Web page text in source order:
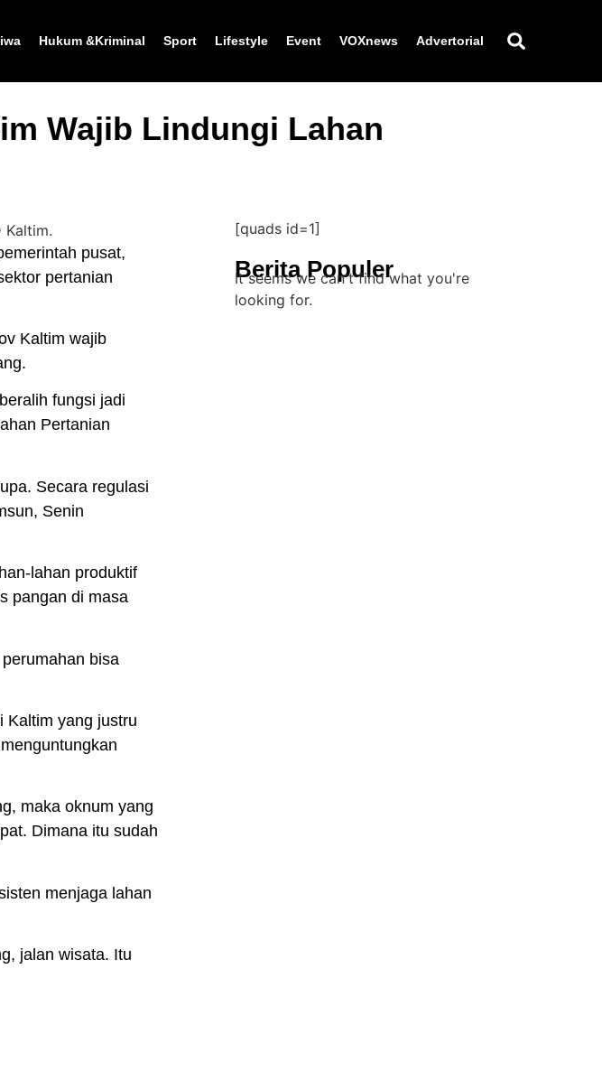
Hukum &Kriminal Sport Lifestyle Event VOXnews Advertorial
Wajib Lindungi Lahan
pusat,
pertanian
Kaltim wajib
fungsi jadi
Pertanian
Secara regulasi
Senin
lahan produktif
pangan di masa
bisa
Kaltim yang justru
maka oknum yang
Dimana itu sudah
menjaga lahan
jalan wisata. Itu
[quads id=1]
Berita Populer
It seems we can't find what you're
looking for.